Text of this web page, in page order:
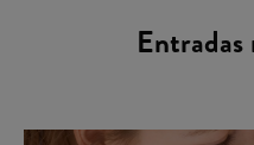
Entradas